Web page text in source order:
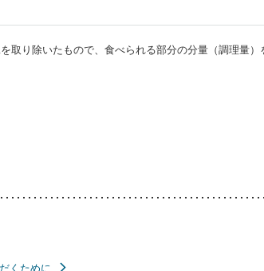
取り除いたもので、食べられる部分の分量（調理量）
くために